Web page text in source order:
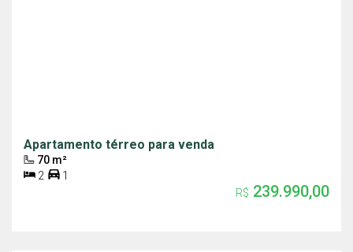
Apartamento térreo para venda
70 m²
2
1
R$ 239.990,00